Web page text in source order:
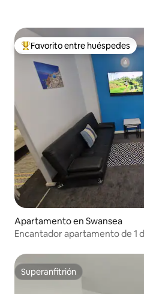
Favorito entre huéspedes
Favorito entre huéspedes
Apartamento en Swansea
Encantador apartamento de 1
Superanfitrión
Superanfitrión